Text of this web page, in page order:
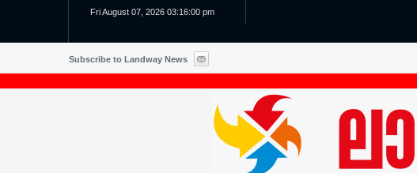
Fri August 07, 2026 03:16:01 pm
Subscribe to Landway News